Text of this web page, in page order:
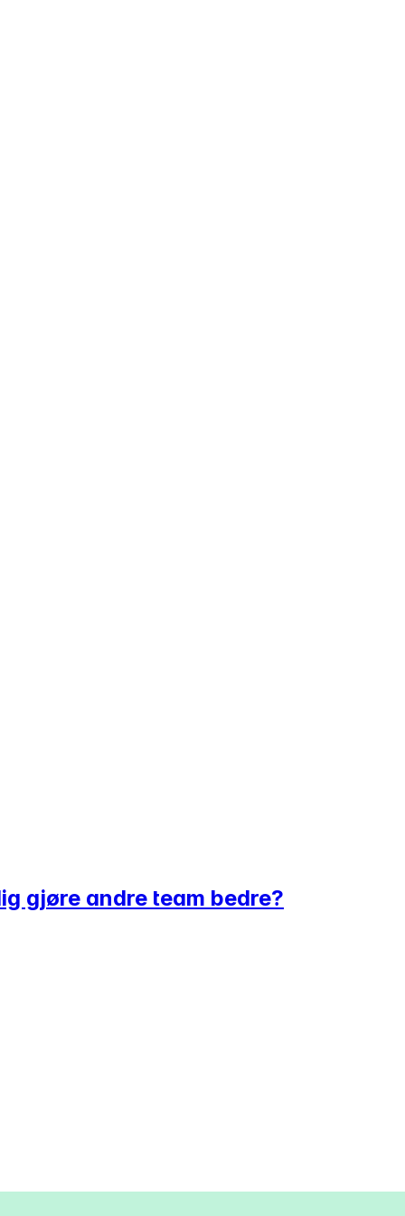
gjøre andre team bedre?